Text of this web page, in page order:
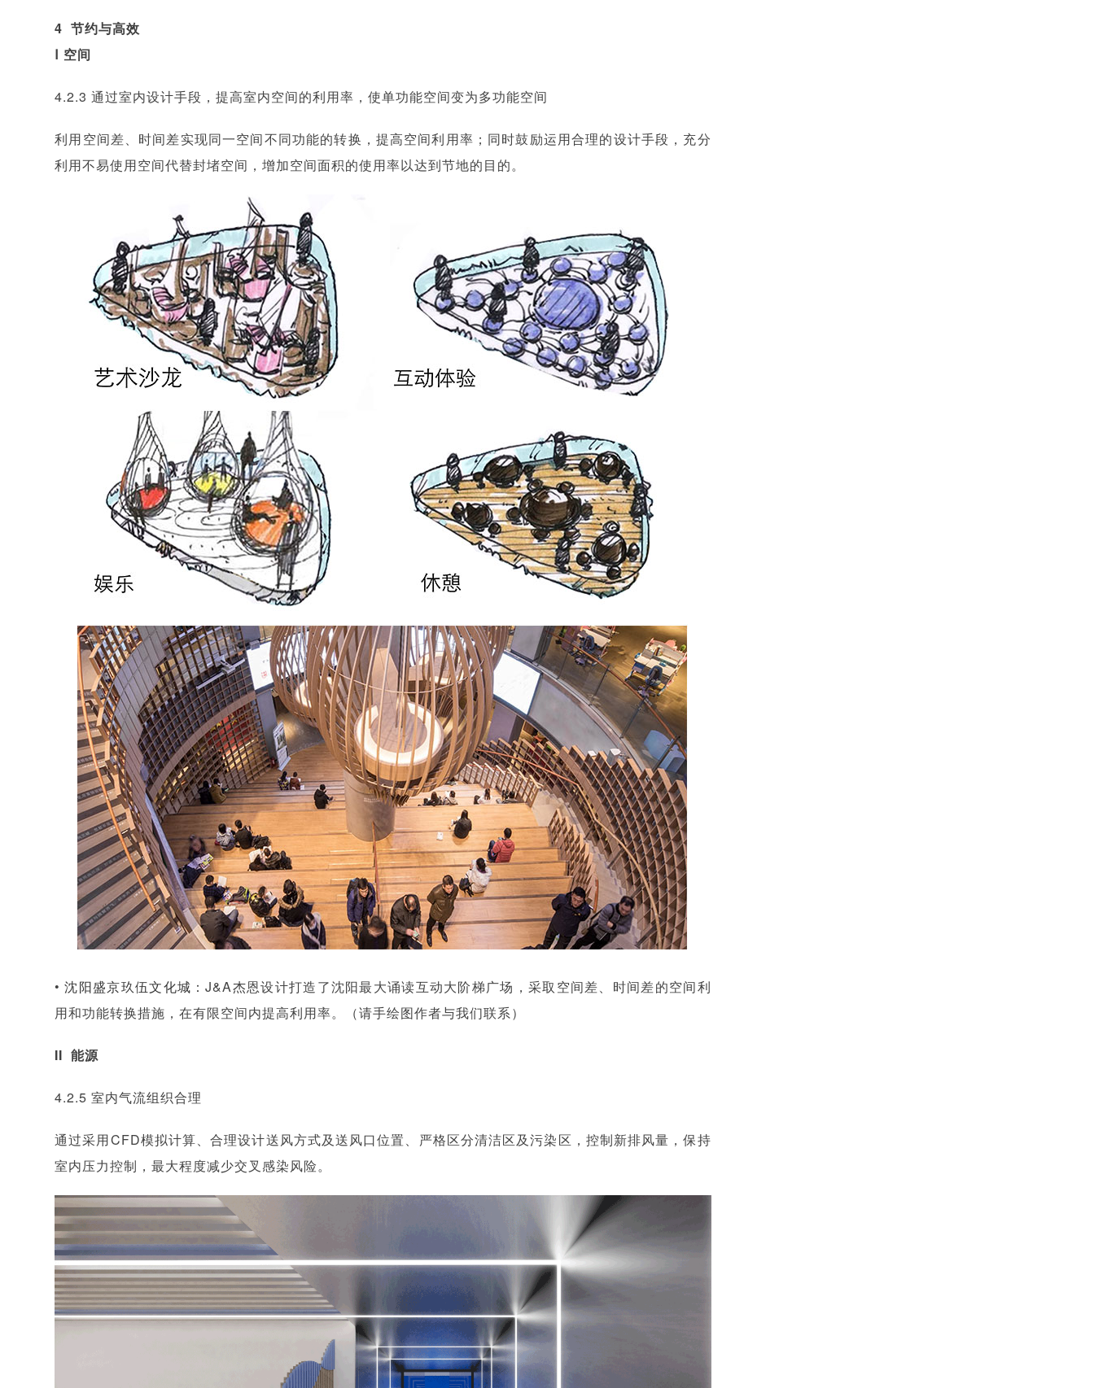
4 节约与高效
Ⅰ 空间
4.2.3 通过室内设计手段，提高室内空间的利用率，使单功能空间变为多功能空间
利用空间差、时间差实现同一空间不同功能的转换，提高空间利用率；同时鼓励运用合理的设计手段，充分
利用不易使用空间代替封堵空间，增加空间面积的使用率以达到节地的目的。
•沈阳盛京玖伍文化城 ：J&A杰恩设计打造了沈阳最大诵读互动大阶梯广场，采取空间差、时间差的空间利
用和功能转换措施，在有限空间内提高利用率。（请手绘图作者与我们联系）
II 能源
4.2.5 室内气流组织合理
通过采用CFD模拟计算、合理设计送风方式及送风口位置、严格区分清洁区及污染区，控制新排风量，保持
室内压力控制，最大程度减少交叉感染风险。